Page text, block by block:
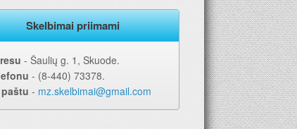
Skelbimai priimami
‐ Šaulių g. 1, Skuode.
‐ (8-440) 73378.
paštu ‐ mz.skelbimai@gmail.com